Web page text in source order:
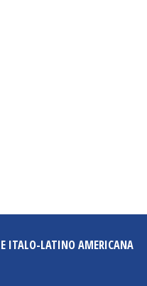
ITALO-LATINO AMERICANA